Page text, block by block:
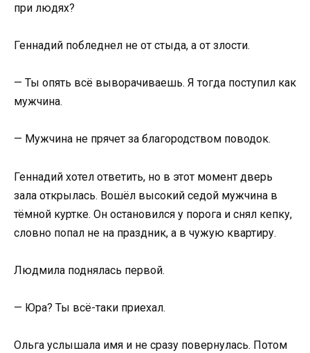
при людях?
Геннадий побледнел не от стыда, а от злости.
— Ты опять всё выворачиваешь. Я тогда поступил как
мужчина.
— Мужчина не прячет за благородством поводок.
Геннадий хотел ответить, но в этот момент дверь
зала открылась. Вошёл высокий седой мужчина в
тёмной куртке. Он остановился у порога и снял кепку,
словно попал не на праздник, а в чужую квартиру.
Людмила поднялась первой.
— Юра? Ты всё-таки приехал.
Ольга услышала имя и не сразу повернулась. Потом